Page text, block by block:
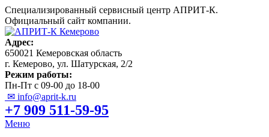
Специализированный сервисный центр АПРИТ-К.
Официальный сайт компании.
Адрес:
650021 Кемеровская область
г. Кемерово, ул. Шатурская, 2/2
Режим работы:
Пн-Пт с 09-00 до 18-00
✉ info@aprit-k.ru
+7 909 511-59-95
Меню